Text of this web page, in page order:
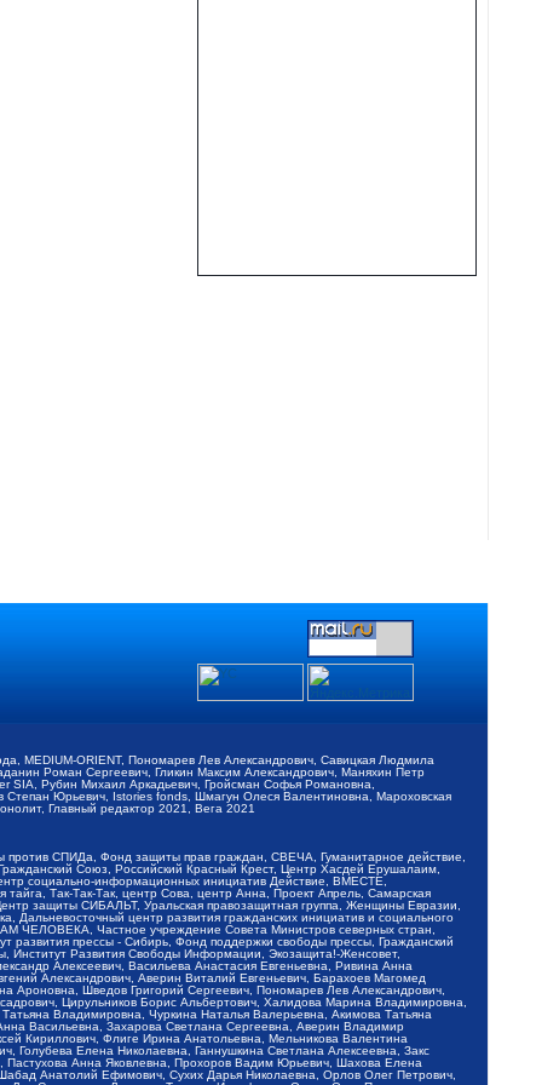
MEDIUM-ORIENT, Пономарев Лев Александрович, Савицкая Людмила
Роман Сергеевич, Гликин Максим Александрович, Маняхин Петр
Рубин Михаил Аркадьевич, Гройсман Софья Романовна,
Юрьевич, Istories fonds, Шмагун Олеся Валентиновна, Мароховская
Главный редактор 2021, Вега 2021
СПИДа, Фонд защиты прав граждан, СВЕЧА, Гуманитарное действие,
Союз, Российский Красный Крест, Центр Хасдей Ерушалаим,
социально-информационных инициатив Действие, ВМЕСТЕ,
Так-Так-Так, центр Сова, центр Анна, Проект Апрель, Самарская
защиты СИБАЛЬТ, Уральская правозащитная группа, Женщины Евразии,
Дальневосточный центр развития гражданских инициатив и социального
ЧЕЛОВЕКА, Частное учреждение Совета Министров северных стран,
прессы - Сибирь, Фонд поддержки свободы прессы, Гражданский
Институт Развития Свободы Информации, Экозащита!-Женсовет,
Алексеевич, Васильева Анастасия Евгеньевна, Ривина Анна
Александрович, Аверин Виталий Евгеньевич, Барахоев Магомед
Шведов Григорий Сергеевич, Пономарев Лев Александрович,
Цирульников Борис Альбертович, Халидова Марина Владимировна,
Владимировна, Чуркина Наталья Валерьевна, Акимова Татьяна
Васильевна, Захарова Светлана Сергеевна, Аверин Владимир
Кириллович, Флиге Ирина Анатольевна, Мельникова Валентина
Елена Николаевна, Ганнушкина Светлана Алексеевна, Закс
Анна Яковлевна, Прохоров Вадим Юрьевич, Шахова Елена
Анатолий Ефимович, Сухих Дарья Николаевна, Орлов Олег Петрович,